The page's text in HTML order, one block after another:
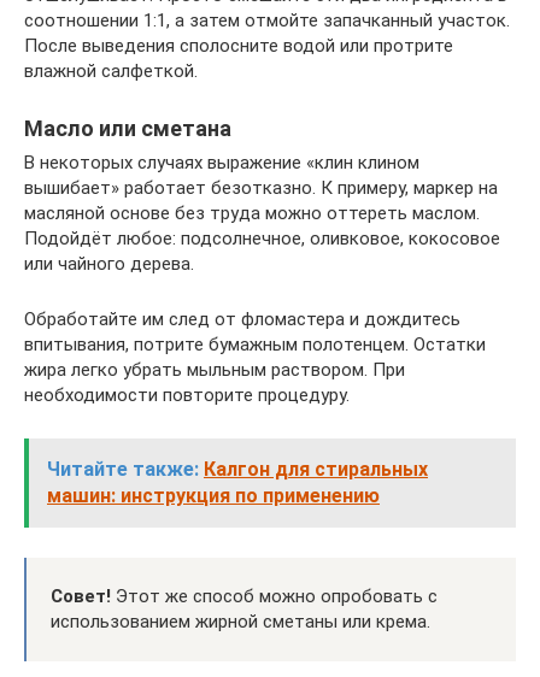
соотношении 1:1, а затем отмойте запачканный участок.
После выведения сполосните водой или протрите
влажной салфеткой.
Масло или сметана
В некоторых случаях выражение «клин клином
вышибает» работает безотказно. К примеру, маркер на
масляной основе без труда можно оттереть маслом.
Подойдёт любое: подсолнечное, оливковое, кокосовое
или чайного дерева.
Обработайте им след от фломастера и дождитесь
впитывания, потрите бумажным полотенцем. Остатки
жира легко убрать мыльным раствором. При
необходимости повторите процедуру.
Читайте также: Калгон для стиральных
машин: инструкция по применению
Совет! Этот же способ можно опробовать с
использованием жирной сметаны или крема.